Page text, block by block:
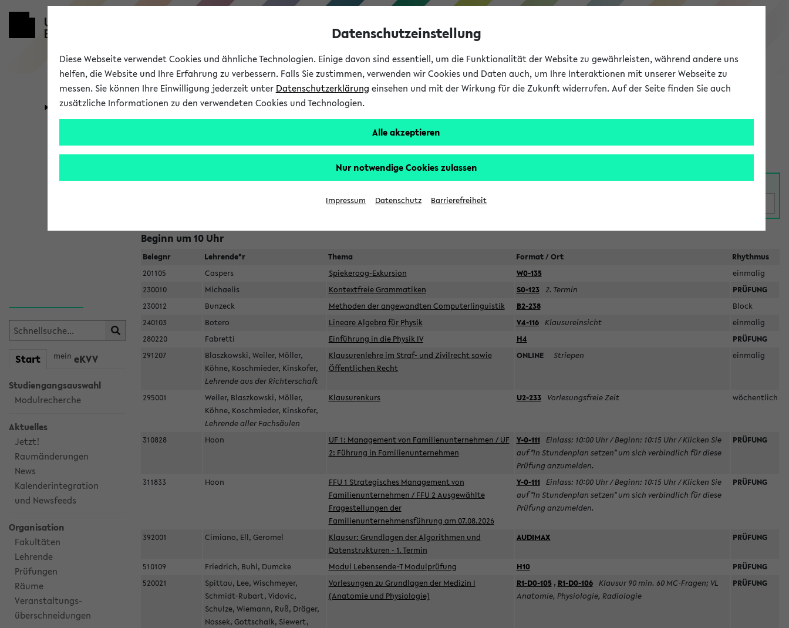
eKVV
Universität Forschung Studium
Start mein eKVV
Studiengangsauswahl
Modulrecherche
Aktuelles
Jetzt!
Raumänderungen
News
Kalenderintegration
und Newsfeeds
Organisation
Fakultäten
Lehrende
Prüfungen
Räume
Veranstaltungs-
überschneidungen
Jetzt und in Kürze stattfindende Veranstaltungen
Zu viele Veranstaltungen?
Suche:
Beginn um 10 Uhr
Belegnr Lehrende*r Thema Format / Ort
Rhythmus
201105
Caspers Spiekeroog-Exkursion W0-135
einmalig
230010
Michaelis Kontextfreie Grammatiken S0-123 2. Termin
PRÜFUNG
230012
Bunzeck Methoden der angewandten Computerlinguistik B2-238
Block
240103
Botero Lineare Algebra für Physik V4-116 Klausureinsicht
einmalig
280220
Fabretti Einführung in die Physik IV H4
PRÜFUNG
291207
Blaszkowski, Weiler, Möller,
Köhne, Koschmieder, Kinskofer,
Lehrende aus der Richterschaft
Klausurenlehre im Straf- und Zivilrecht sowie
Öffentlichen Recht
ONLINE Striepen einmalig
295001
Weiler, Blaszkowski, Möller,
Köhne, Koschmieder, Kinskofer,
Lehrende aller Fachsäulen
Klausurenkurs U2-233 Vorlesungsfreie Zeit wöchentlich
310828 Hoon
UF 1: Management von Familienunternehmen / UF
2: Führung in Familienunternehmen
Y-0-111 Einlass: 10:00 Uhr / Beginn: 10:15 Uhr / Klicken Sie
auf "In Stundenplan setzen" um sich verbindlich für diese
Prüfung anzumelden.
PRÜFUNG
311833 Hoon
FFU 1 Strategisches Management von
Familienunternehmen / FFU 2 Ausgewählte
Fragestellungen der
Familienunternehmensführung am 07.08.2026
Y-0-111 Einlass: 10:00 Uhr / Beginn: 10:15 Uhr / Klicken Sie
auf "In Stundenplan setzen" um sich verbindlich für diese
Prüfung anzumelden.
PRÜFUNG
392001 Cimiano, Ell, Geromel
Klausur: Grundlagen der Algorithmen und
Datenstrukturen - 1. Termin
AUDIMAX PRÜFUNG
510109 Friedrich, Buhl, Dumcke Modul Lebensende-T Modulprüfung H10
PRÜFUNG
520021
Spittau, Lee, Wischmeyer,
Schmidt-Rubart, Vidovic,
Schulze, Wiemann, Ruß, Dräger,
Nossek, Gottschalk, Siewert,
Vorlesungen zu Grundlagen der Medizin I
(Anatomie und Physiologie)
R1-D0-105, R1-D0-106 Klausur 90 min. 60 MC-Fragen; VL
Anatomie, Physiologie, Radiologie
PRÜFUNG
Datenschutzeinstellung
Diese Webseite verwendet Cookies und ähnliche Technologien. Einige davon sind essentiell, um die Funktionalität der Website zu gewährleisten, während andere uns
helfen, die Website und Ihre Erfahrung zu verbessern. Falls Sie zustimmen, verwenden wir Cookies und Daten auch, um Ihre Interaktionen mit unserer Webseite zu
messen. Sie können Ihre Einwilligung jederzeit unter Datenschutzerklärung einsehen und mit der Wirkung für die Zukunft widerrufen. Auf der Seite finden Sie auch
zusätzliche Informationen zu den verwendeten Cookies und Technologien.
Alle akzeptieren
Nur notwendige Cookies zulassen
Impressum Datenschutz Barrierefreiheit